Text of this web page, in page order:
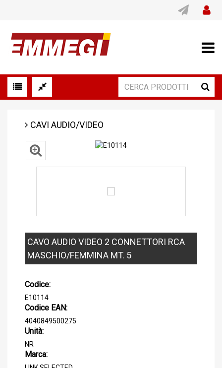
CAVI AUDIO/VIDEO
CAVO AUDIO VIDEO 2 CONNETTORI RCA
MASCHIO/FEMMINA MT. 5
Codice:
E10114
Codice EAN:
4040849500275
Unità:
NR
Marca: